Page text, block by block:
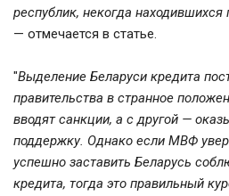
республик, некогда
— отмечается в статье.
"Выделение Беларуси кредита
правительства в странное
вводят санкции, а с другой —
поддержку. Однако если МВФ
успешно заставить Беларусь
кредита, тогда это правильный